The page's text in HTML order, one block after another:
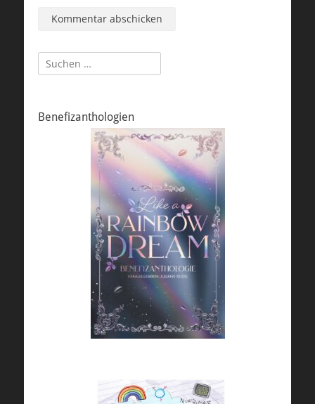
Suchen
nach:
Benefizanthologien